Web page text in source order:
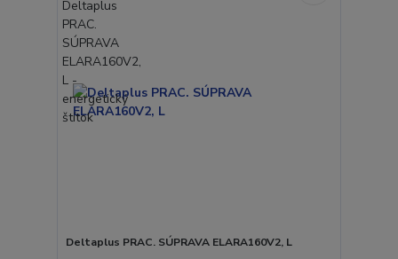
Deltaplus PRAC. SÚPRAVA ELARA160V2, L